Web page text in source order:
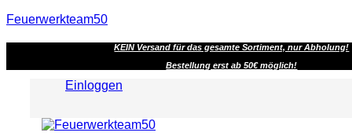
Feuerwerkteam50
KEIN Versand für das gesamte Sortiment, nur Abholung!
Bestellung erst ab 50€ möglich!
Einloggen
Menu